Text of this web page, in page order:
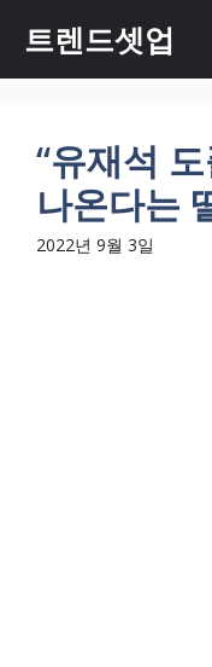
츠
트렌드셋업
“유재석
나온다는
2022년 9월 3일